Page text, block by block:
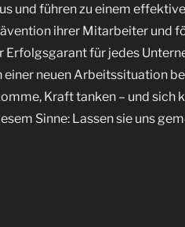
und führen zu einem
ihrer Mitarbeiter und
für jedes
neuen Arbeitssituation
Kraft tanken – und
Sinne: Lassen sie uns